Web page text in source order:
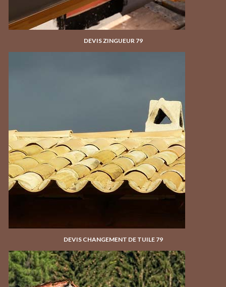
DEVIS ZINGUEUR 79
DEVIS CHANGEMENT DE TUILE 79